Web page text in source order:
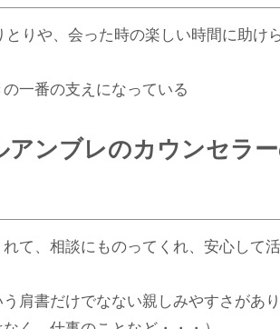
とりや、会った時の楽しい時間に助け
一番の支えになっている
ンブレのカウンセラ
て、相談にものってくれ、安心して
う肩書だけでなない親しみやすさがあ